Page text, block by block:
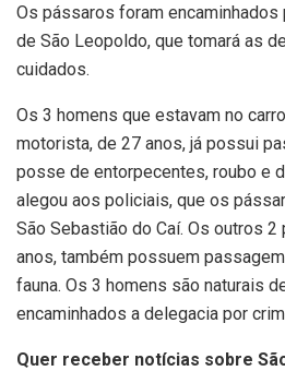
Os pássaros foram encaminhados
de São Leopoldo, que tomará as
cuidados.
Os 3 homens que estavam no
motorista, de 27 anos, já possui
posse de entorpecentes, roubo e
alegou aos policiais, que os
São Sebastião do Caí. Os outros
anos, também possuem
fauna. Os 3 homens são naturais
encaminhados a delegacia por
Quer receber notícias sobre